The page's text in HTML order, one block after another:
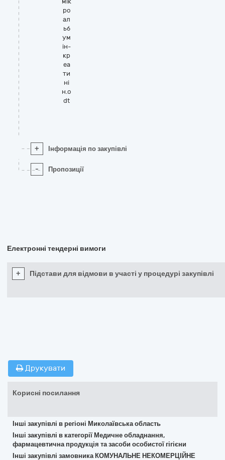
ро
ал
ьб
ум
ін-
кр
еа
ти
ні
н.o
dt
+ Інформація по закупівлі
- Пропозиції
Електронні тендерні вимоги
+ Підстави для відмови в участі у процедурі закупівлі
Друкувати
Корисні посилання
Інші закупівлі в регіоні Миколаївська область
Інші закупівлі в категорії Медичне обладнання,
фармацевтична продукція та засоби особистої гігієни
Інші закупівлі замовника КОМУНАЛЬНЕ НЕКОМЕРЦІЙНЕ